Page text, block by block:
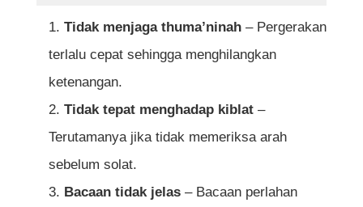
Tidak menjaga thuma’ninah– Pergerakan
terlalu cepat sehingga menghilangkan
ketenangan.
Tidak tepat menghadap kiblat–
Terutamanya jika tidak memeriksa arah
sebelum solat.
Bacaan tidak jelas– Bacaan perlahan